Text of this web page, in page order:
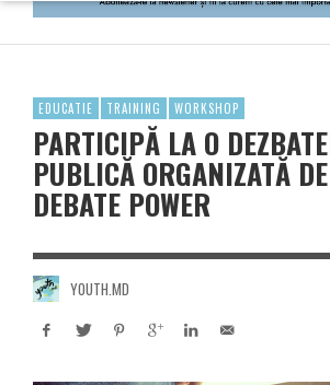
EDUCATIE TRAINING WORKSHOP
PARTICIPĂ LA O
PUBLICĂ ORGANIZATĂ
DEBATE POWER
YOUTH.MD